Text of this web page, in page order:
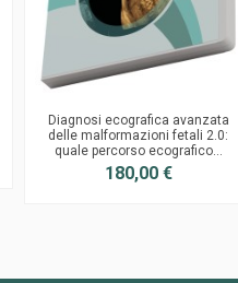
Diagnosi ecografica avanzata
delle malformazioni fetali 2.0:
quale percorso ecografico...
180,00 €